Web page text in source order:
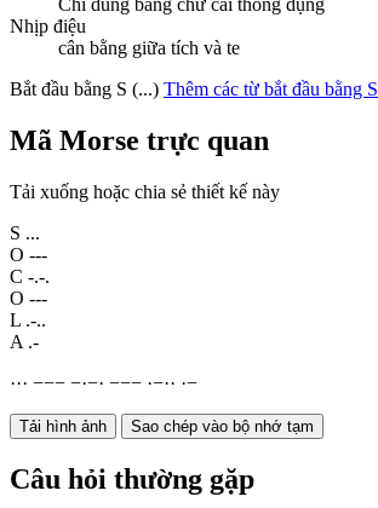
Chỉ dùng bảng chữ cái thông dụng
Nhịp điệu
cân bằng giữa tích và te
Bắt đầu bằng S (...) Thêm các từ bắt đầu bằng S
Mã Morse trực quan
Tải xuống hoặc chia sẻ thiết kế này
S ...
O ---
C -.-.
O ---
L .-..
A .-
··· −−− −·−· −−− ·−·· ·−
Tải hình ảnh Sao chép vào bộ nhớ tạm
Câu hỏi thường gặp